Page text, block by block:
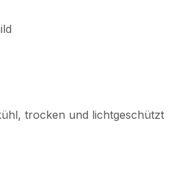
trocken und lichtgeschützt